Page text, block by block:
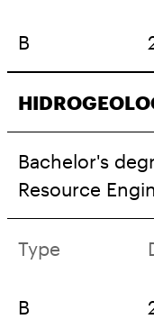
B
Bachelor's
Resource
Type
B